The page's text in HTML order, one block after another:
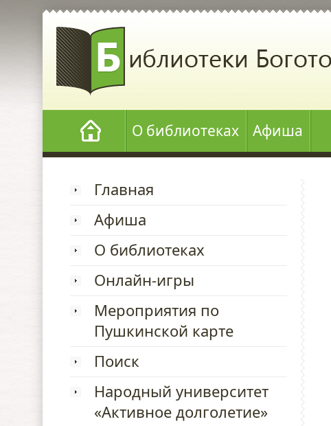
О библиотеках Афиша
Главная
Афиша
О библиотеках
Онлайн-игры
Мероприятия по
Пушкинской карте
Поиск
Народный университет
«Активное долголетие»